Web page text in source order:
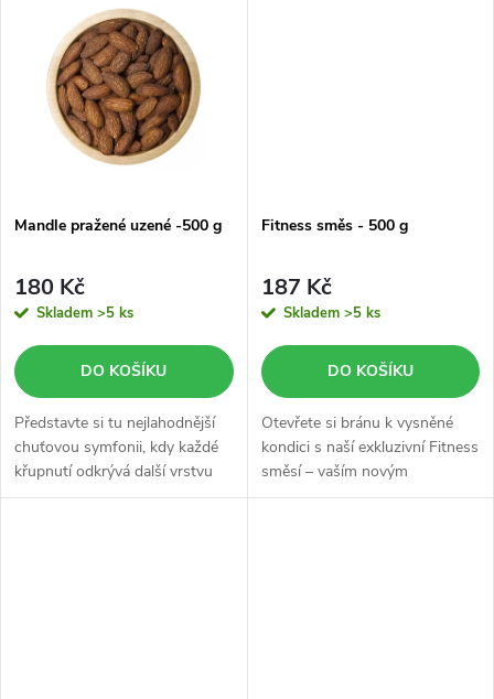
Mandle pražené uzené -500 g
180 Kč
Skladem >5 ks
DO KOŠÍKU
Představte si tu nejlahodnější
chuťovou symfonii, kdy každé
křupnutí odkrývá další vrstvu
neodolatelné chuti.
Fitness směs - 500 g
187 Kč
Skladem >5 ks
DO KOŠÍKU
Otevřete si bránu k vysněné
kondici s naší exkluzivní Fitness
směsí – vaším novým
nezbytným společníkem na